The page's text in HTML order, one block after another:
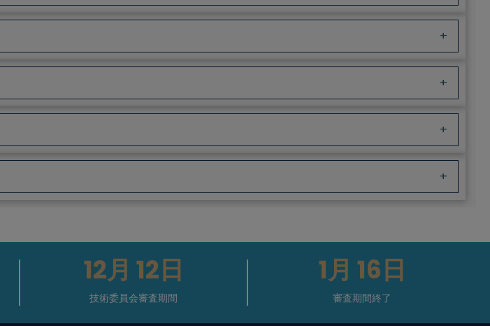
+
+
+
+
12月 12日
技術委員会審査期間
1月 16日
審査期間終了